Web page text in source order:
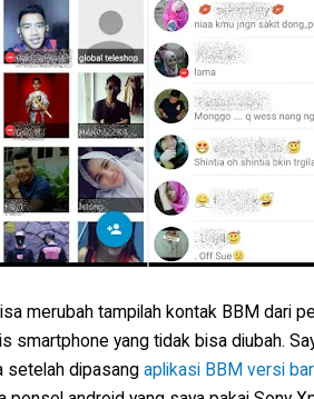
merubah tampilah kontak BBM dari
smartphone yang tidak bisa diubah.
setelah dipasang aplikasi BBM versi